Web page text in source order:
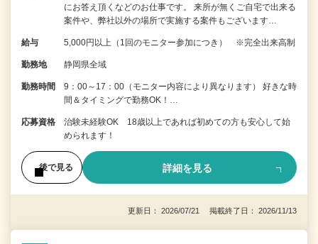
にお答え頂くなどのお仕事です。 来所が無くご自宅で出来る
案件や、弊社以外の場所で実施する案件もございます…
給与 5,000円以上（1回のモニター参加につき） ※完全出来高制
勤務地 静岡県全域
勤務時間
9：00～17：00（モニター内容により異なります） 好きな時
間＆タイミングで勤務OK！…
応募資格
治験未経験OK 18歳以上であれば初めての方も安心して始
められます！
後で見る 詳細を見る
更新日： 2026/07/21 掲載終了日： 2026/11/13